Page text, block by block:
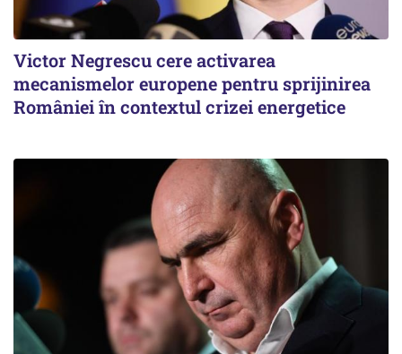
Victor Negrescu cere activarea
mecanismelor europene pentru sprijinirea
României în contextul crizei energetice